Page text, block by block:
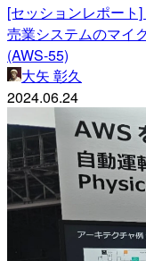
[セッションレポート
売業システムのマイ
(AWS-55)
大矢 彰久
2024.06.24